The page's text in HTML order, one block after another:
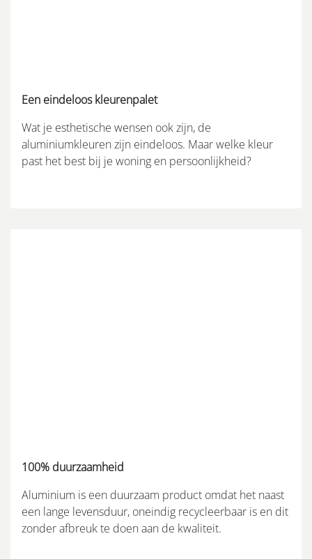
Een eindeloos kleurenpalet
Wat je esthetische wensen ook zijn, de
aluminiumkleuren zijn eindeloos. Maar welke kleur
past het best bij je woning en persoonlijkheid?
100% duurzaamheid
Aluminium is een duurzaam product omdat het naast
een lange levensduur, oneindig recycleerbaar is en dit
zonder afbreuk te doen aan de kwaliteit.